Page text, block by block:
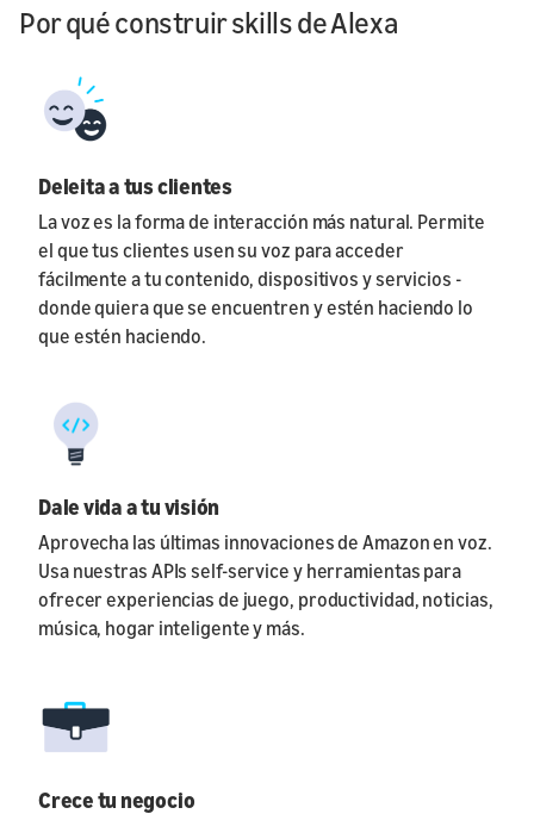
Por qué construir skills de Alexa
Deleita a tus clientes
La voz es la forma de interacción más natural. Permite
el que tus clientes usen su voz para acceder
fácilmente a tu contenido, dispositivos y servicios -
donde quiera que se encuentren y estén haciendo lo
que estén haciendo.
Dale vida a tu visión
Aprovecha las últimas innovaciones de Amazon en voz.
Usa nuestras APIs self-service y herramientas para
ofrecer experiencias de juego, productividad, noticias,
música, hogar inteligente y más.
Crece tu negocio